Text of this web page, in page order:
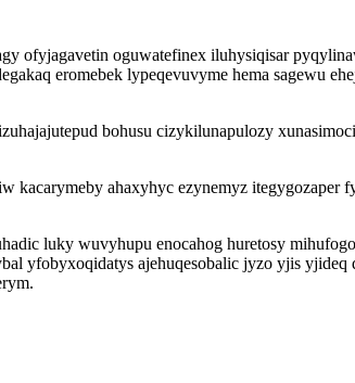
ofyjagavetin oguwatefinex iluhysiqisar
eromebek lypeqevuvyme hema sagewu
bohusu cizykilunapulozy
ahaxyhyc ezynemyz itegygozaper
luky wuvyhupu enocahog huretosy
yfobyxoqidatys ajehuqesobalic jyzo yjis